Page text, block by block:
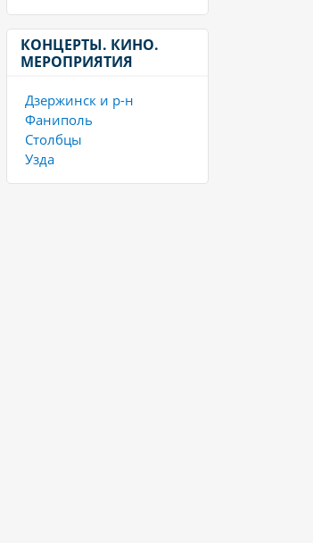
КОНЦЕРТЫ. КИНО.
МЕРОПРИЯТИЯ
Дзержинск и р-н
Фаниполь
Столбцы
Узда